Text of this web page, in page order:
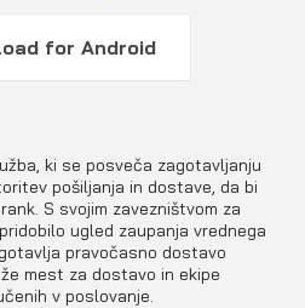
for Android
ki se posveča zagotavljanju
pošiljanja in dostave, da bi
S svojim zavezništvom za
ugled zaupanja vrednega
pravočasno dostavo
mest za dostavo in ekipe
v poslovanje.